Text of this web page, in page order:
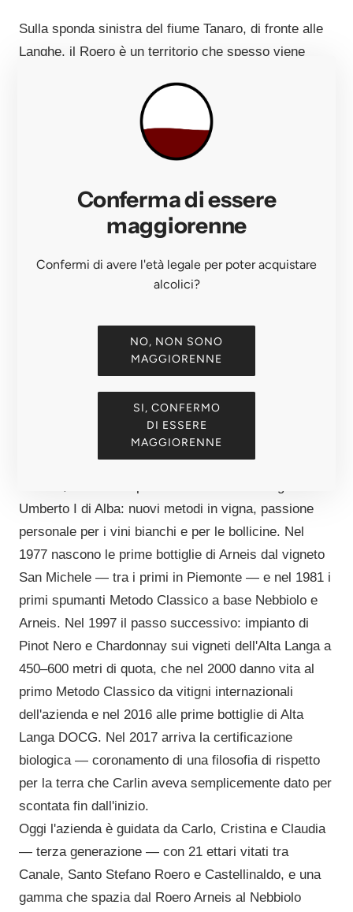
Sulla sponda sinistra del fiume Tanaro, di fronte alle
Langhe, il Roero è un territorio che spesso viene
chi conosce questi colli sabbiosi di origine marina,
scavati da millenni di acqua e vento, sa bene che
producono vini bianchi di straordinaria eleganza
minerale e rossi di grande finezza. La famiglia
Deltetto lo sa da più di un secolo.
Le radici affondano nella fine dell'Ottocento, quando il
trisnonno avviò la produzione delle prime bottiglie di
Nebbiolo e Barbera nella cascina I Lioni, sulle ripide
colline del Roero. Ma è nel 1953 che Carlo Deltetto
fondare ufficialmente la cantina a Canale, insieme
alla moglie Catterina. Artigiano caparbio e curioso,
Carlin intuì subito il potenziale del territorio, e con
quel primo sguardo verso le Langhe del Barolo fece
sì che l'azienda ottenesse il titolo di Cantina Storica,
autorizzata a vinificare la DOCG di Langa.
La svolta moderna arrivò nel 1977 con il figlio
Umberto I di Alba: nuovi metodi in vigna, passione
personale per i vini bianchi e per le bollicine. Nel
1977 nascono le prime bottiglie di Arneis dal vigneto
San Michele — tra i primi in Piemonte — e nel 1981 i
primi spumanti Metodo Classico a base Nebbiolo e
Arneis. Nel 1997 il passo successivo: impianto di
Pinot Nero e Chardonnay sui vigneti dell'Alta Langa a
450–600 metri di quota, che nel 2000 danno vita al
primo Metodo Classico da vitigni internazionali
dell'azienda e nel 2016 alle prime bottiglie di Alta
Langa DOCG. Nel 2017 arriva la certificazione
biologica — coronamento di una filosofia di rispetto
per la terra che Carlin aveva semplicemente dato per
scontata fin dall'inizio.
Oggi l'azienda è guidata da Carlo, Cristina e Claudia
— terza generazione — con 21 ettari vitati tra
Canale, Santo Stefano Roero e Castellinaldo, e una
gamma che spazia dal Roero Arneis al Nebbiolo
Conferma di essere
maggiorenne
Confermi di avere l'età legale per poter acquistare
alcolici?
NO, NON SONO
MAGGIORENNE
SI, CONFERMO
DI ESSERE
MAGGIORENNE